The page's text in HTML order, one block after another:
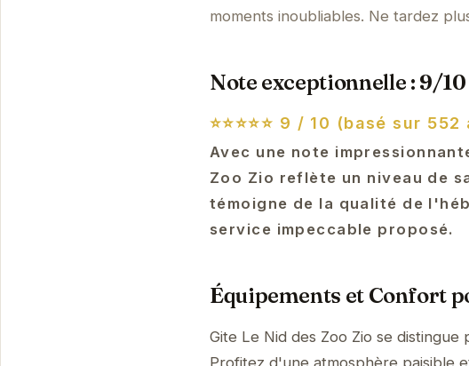
moments inoubliables. Ne tardez
Note exceptionnelle : 9/10
⭐⭐⭐⭐⭐ 9 / 10 (basé sur 552
Avec une note
Zoo Zio reflète un niveau de
témoigne de la qualité de
service impeccable proposé.
Équipements et Confort
Gite Le Nid des Zoo Zio se
Profitez d'une atmosphère paisible